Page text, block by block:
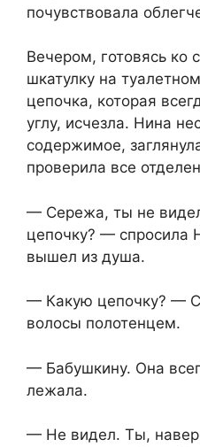
почувствовала
Вечером, готовясь ко
шкатулку на
цепочка, которая
углу, исчезла. Нина
содержимое,
проверила все
— Сережа, ты не
цепочку? — спросила
вышел из душа.
— Какую цепочку? —
волосы полотенцем.
— Бабушкину. Она
лежала.
— Не видел. Ты,